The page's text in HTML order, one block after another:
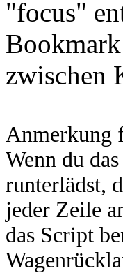
"focus"
zwischen
Anmerkung
Wenn du
runterlädst,
jeder Zeile
das Script